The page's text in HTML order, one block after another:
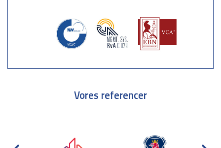
Vores referencer